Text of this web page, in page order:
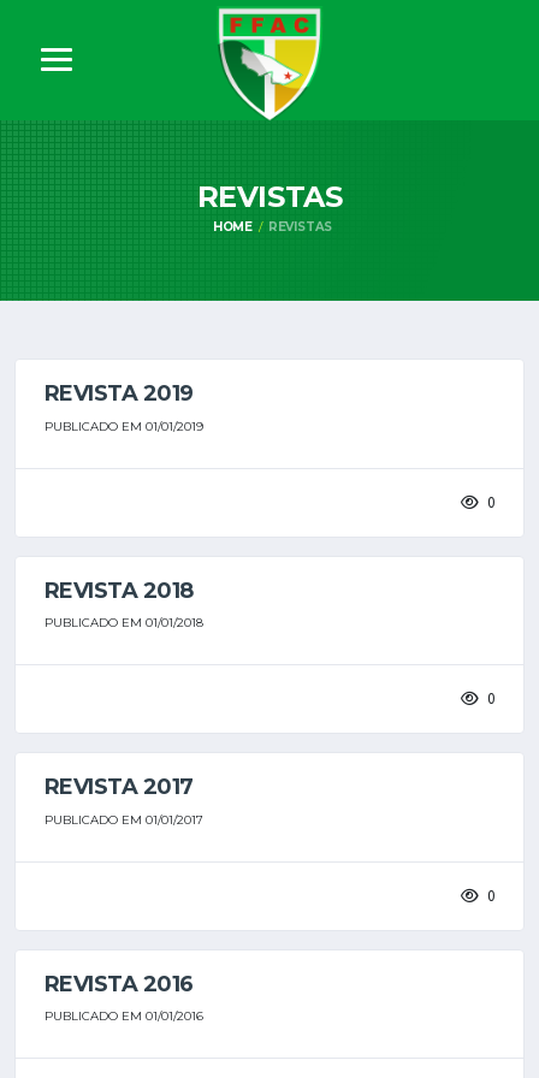
REVISTAS
HOME REVISTAS
REVISTA 2019
PUBLICADO EM 01/01/2019
0
REVISTA 2018
PUBLICADO EM 01/01/2018
0
REVISTA 2017
PUBLICADO EM 01/01/2017
0
REVISTA 2016
PUBLICADO EM 01/01/2016